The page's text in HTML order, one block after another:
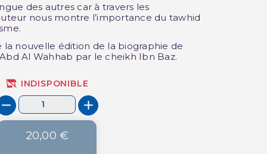
des autres car à travers les
nous montre l’importance du tawhid
la nouvelle édition de la biographie de
Al Wahhab par le cheikh Ibn Baz.
INDISPONIBLE
20,00 €